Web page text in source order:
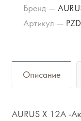
Бренд —
Артикул —
Описание
AURUS X 12A -